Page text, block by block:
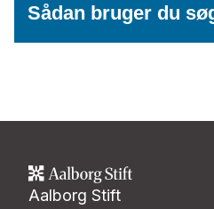
Sådan bruger du
Aalborg Stift